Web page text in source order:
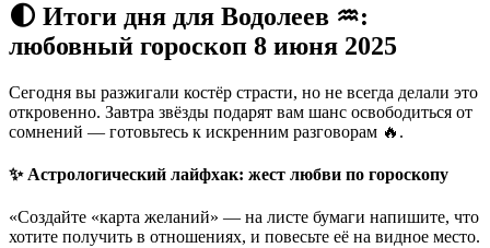
🌓 Итоги дня для Водолеев ♒:
любовный гороскоп 8 июня 2025
Сегодня вы разжигали костёр страсти, но не всегда делали это
откровенно. Завтра звёзды подарят вам шанс освободиться от
сомнений — готовьтесь к искренним разговорам 🔥.
✨ Астрологический лайфхак: жест любви по гороскопу
«Создайте «карта желаний» — на листе бумаги напишите, что
хотите получить в отношениях, и повесьте её на видное место.